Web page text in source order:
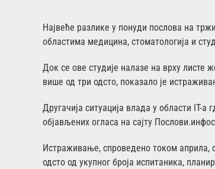
Највеће разлике у понуди послова на
областима медицина, стоматологија и
Док се ове студије налазе на врху листе
више од три одсто, показало је
Другачија ситуација влада у области IT-а
објављених огласа на сајту
Истраживање, спроведено током априла,
одсто од укупног броја испитаника,